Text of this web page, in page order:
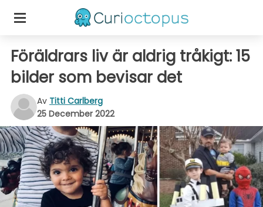
Föräldrars liv är aldrig tråkigt: 15
bilder som bevisar det
Av Titti Carlberg
25 December 2022